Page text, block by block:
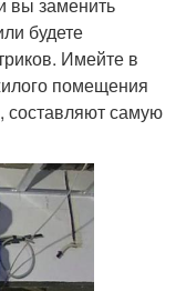
будете
Имейте в
помещения
составляют самую